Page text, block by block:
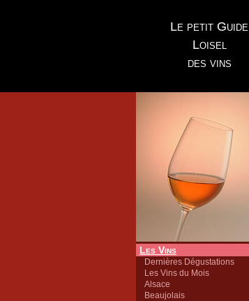
Le petit Guide
Loisel
des vins
Les Vins
Dernières Dégustations
Les Vins du Mois
Alsace
Beaujolais